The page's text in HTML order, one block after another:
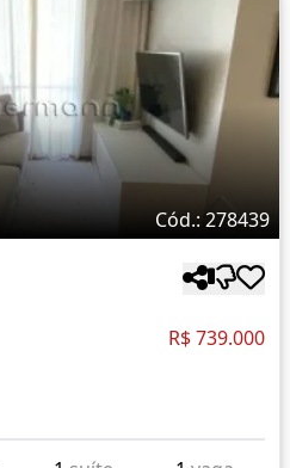
Cód.: 278439
R$ 739.000